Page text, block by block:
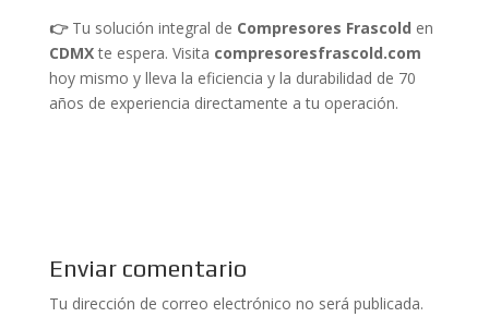
👉 Tu solución integral de Compresores Frascold en
CDMXte espera. Visita compresoresfrascold.com
hoy mismo y lleva la eficiencia y la durabilidad de 70
años de experiencia directamente a tu operación.
Enviar comentario
Tu dirección de correo electrónico no será publicada.